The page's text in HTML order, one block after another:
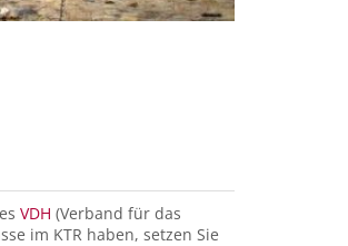
VDH (Verband für das
im KTR haben, setzen Sie